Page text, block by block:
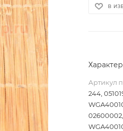
В
Артикул
244,
02600002,